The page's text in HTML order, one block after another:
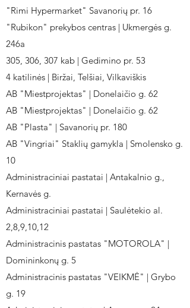
"Rimi Hypermarket" Savanorių pr. 16
"Rubikon" prekybos centras | Ukmergės g.
246a
305, 306, 307 kab | Gedimino pr. 53
4 katilinės | Biržai, Telšiai, Vilkaviškis
AB "Miestprojektas" | Donelaičio g. 62
AB "Miestprojektas" | Donelaičio g. 62
AB "Plasta" | Savanorių pr. 180
AB "Vingriai" Staklių gamykla | Smolensko g.
10
Administraciniai pastatai | Antakalnio g.,
Kernavės g.
Administraciniai pastatai | Saulėtekio al.
2,8,9,10,12
Administracinis pastatas "MOTOROLA" |
Domininkonų g. 5
Administracinis pastatas "VEIKMĖ" | Grybo
g. 19